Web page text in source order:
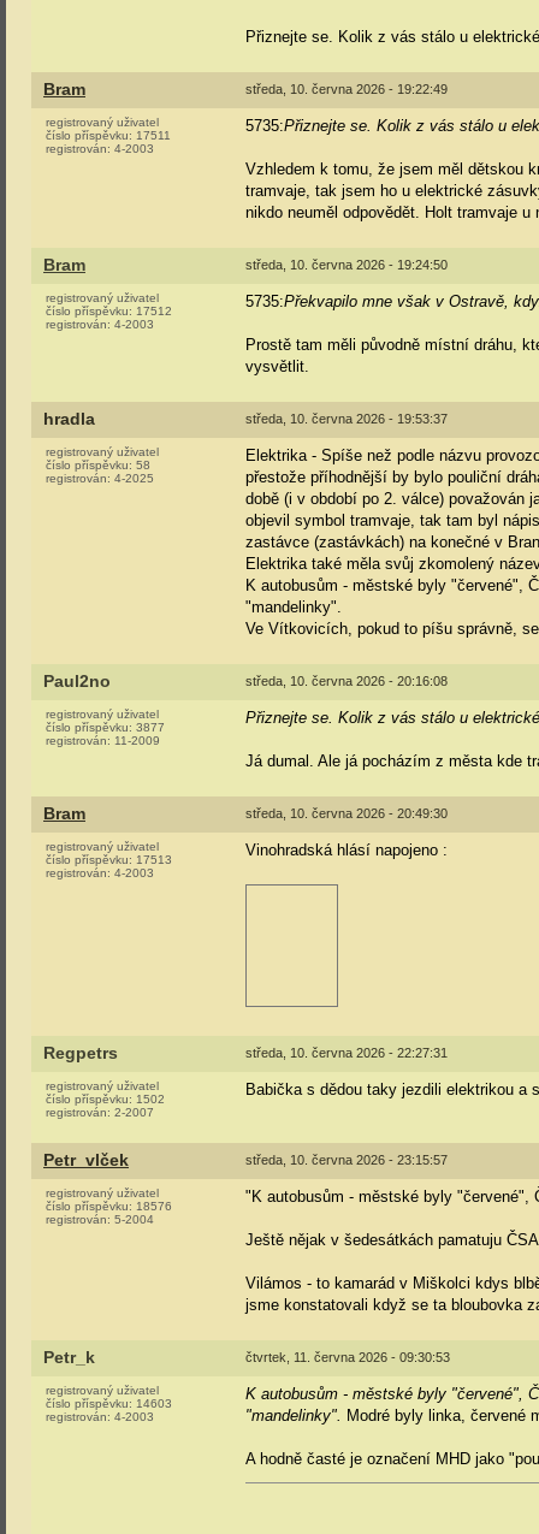
Přiznejte se. Kolik z vás stálo u
Bram středa, 10. června 2026 - 19:22:49
registrovaný uživatel
číslo příspěvku: 17511
registrován: 4-2003
5735:Přiznejte se. Kolik z vás stálo u
Vzhledem k tomu, že jsem měl dětskou
tramvaje, tak jsem ho u elektrické
nikdo neuměl odpovědět. Holt tramvaje
Bram středa, 10. června 2026 - 19:24:50
registrovaný uživatel
číslo příspěvku: 17512
registrován: 4-2003
5735:Překvapilo mne však v Ostravě,
Prostě tam měli původně místní dráhu,
vysvětlit.
hradla středa, 10. června 2026 - 19:53:37
registrovaný uživatel
číslo příspěvku: 58
registrován: 4-2025
Elektrika - Spíše než podle názvu
přestože příhodnější by bylo pouliční
době (i v období po 2. válce) považován
objevil symbol tramvaje, tak tam byl
zastávce (zastávkách) na konečné v
Elektrika také měla svůj zkomolený
K autobusům - městské byly "červené",
"mandelinky".
Ve Vítkovicích, pokud to píšu správně,
Paul2no středa, 10. června 2026 - 20:16:08
registrovaný uživatel
číslo příspěvku: 3877
registrován: 11-2009
Přiznejte se. Kolik z vás stálo u
Já dumal. Ale já pocházím z města kde
Bram středa, 10. června 2026 - 20:49:30
registrovaný uživatel
číslo příspěvku: 17513
registrován: 4-2003
Vinohradská hlásí napojeno :
Regpetrs středa, 10. června 2026 - 22:27:31
registrovaný uživatel
číslo příspěvku: 1502
registrován: 2-2007
Babička s dědou taky jezdili elektrikou a
Petr_vlček středa, 10. června 2026 - 23:15:57
registrovaný uživatel
číslo příspěvku: 18576
registrován: 5-2004
"K autobusům - městské byly "červené",
Ještě nějak v šedesátkách pamatuju
Vilámos - to kamarád v Miškolci kdys
jsme konstatovali když se ta bloubovka
Petr_k čtvrtek, 11. června 2026 - 09:30:53
registrovaný uživatel
číslo příspěvku: 14603
registrován: 4-2003
K autobusům - městské byly "červené",
"mandelinky". Modré byly linka, červené
A hodně časté je označení MHD jako